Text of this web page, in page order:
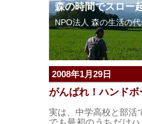
森の時間でスロー
NPO法人 森の生活の
2008年1月29日
がんばれ！ハンドボ
実は、中学高校と部活